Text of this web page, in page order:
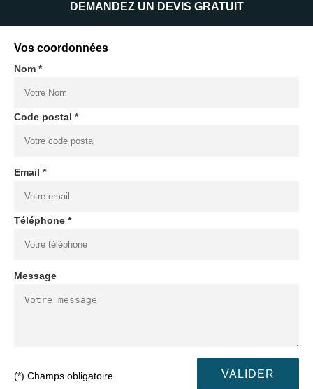
DEMANDEZ UN DEVIS GRATUIT
Vos coordonnées
Nom *
Code postal *
Email *
Téléphone *
Message
(*) Champs obligatoire